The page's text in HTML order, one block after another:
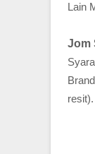
Lain
Jom
resit).